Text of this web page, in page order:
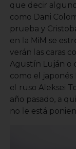
que decir
como Dani
prueba y
en la MiM se
verán las caras
Agustín Luján o
como el japonés
el ruso Aleksei
año pasado, a
no le está